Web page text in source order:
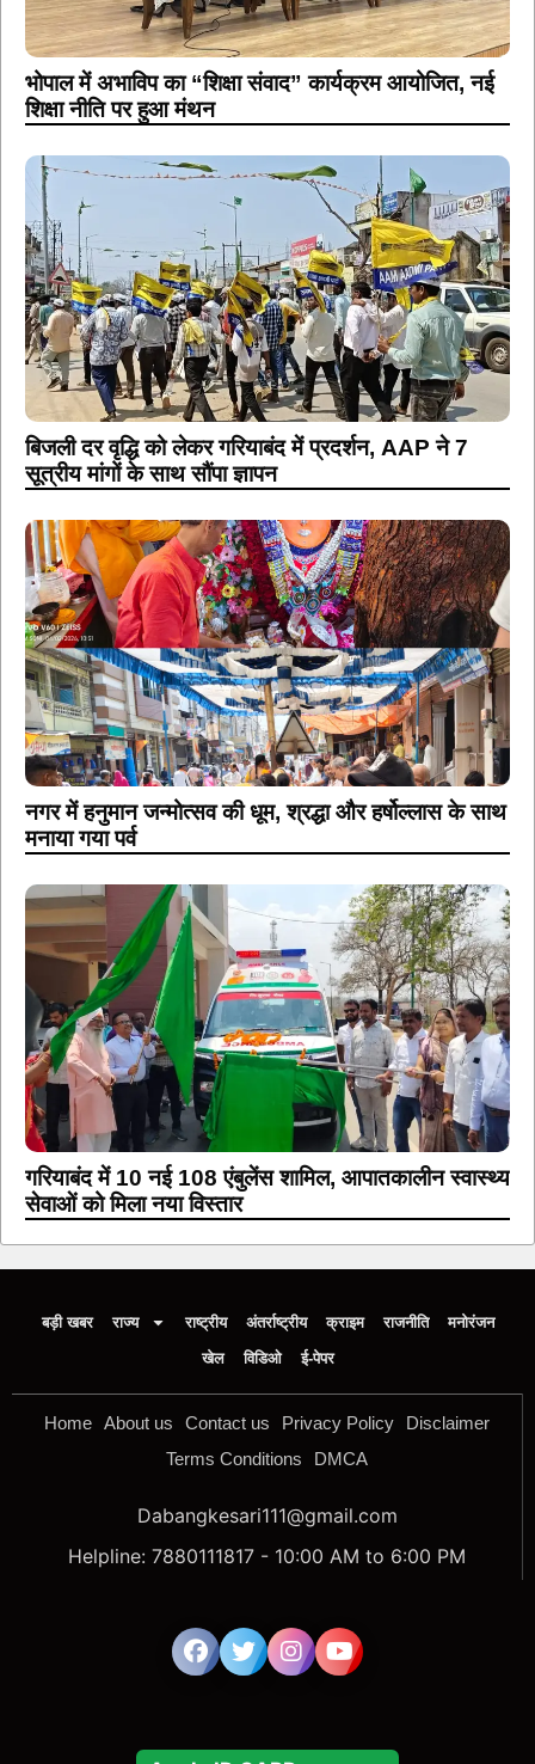
भोपाल में अभाविप का “शिक्षा संवाद” कार्यक्रम आयोजित, नई
शिक्षा नीति पर हुआ मंथन
बिजली दर वृद्धि को लेकर गरियाबंद में प्रदर्शन, AAP ने 7
सूत्रीय मांगों के साथ सौंपा ज्ञापन
नगर में हनुमान जन्मोत्सव की धूम, श्रद्धा और हर्षोल्लास के साथ
मनाया गया पर्व
गरियाबंद में 10 नई 108 एंबुलेंस शामिल, आपातकालीन स्वास्थ्य
सेवाओं को मिला नया विस्तार
बड़ी खबर राज्य राष्ट्रीय अंतर्राष्ट्रीय क्राइम राजनीति
मनोरंजन
खेल
विडिओ ई-पेपर
Home About us Contact us Privacy Policy
Disclaimer
Terms Conditions
DMCA
Dabangkesari111@gmail.com
Helpline: 7880111817 - 10:00 AM to 6:00 PM